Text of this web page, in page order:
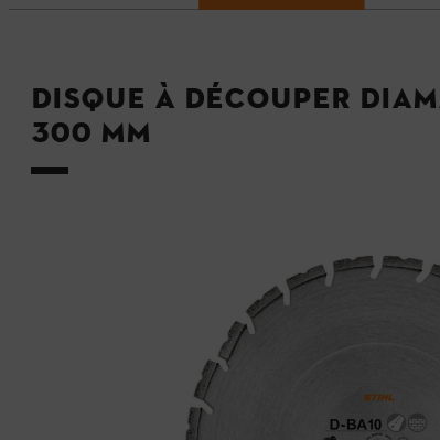
Disque à découper
300 mm